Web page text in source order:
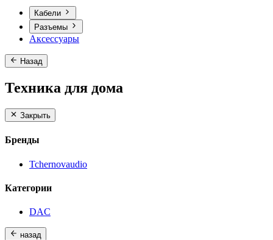
Кабели
Разъемы
Аксессуары
Назад
Техника для дома
Закрыть
Бренды
Tchernovaudio
Категории
DAC
назад